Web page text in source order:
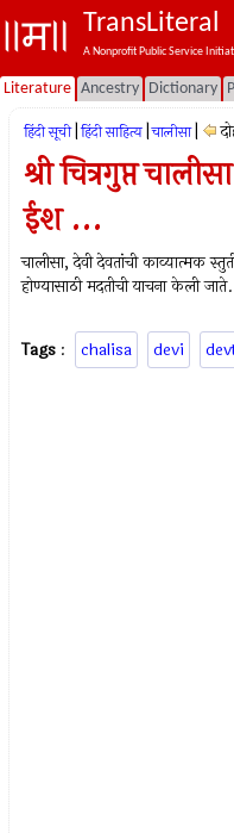
TransLiteral
A Nonprofit Public Service
Literature Ancestry Dictionary
हिंदी सूची हिंदी साहित्य चालीसा
श्री चित्रगुप्त
ईश ...
चालीसा, देवी देवतांची काव्यात्मक
होण्यासाठी मदतीची याचना केली जाते.
Tags : chalisa devi